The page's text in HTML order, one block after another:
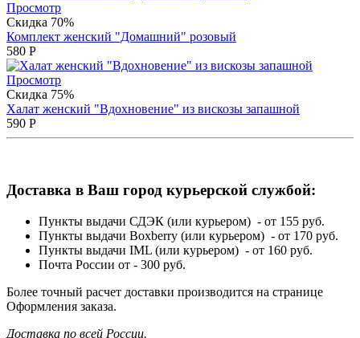
Просмотр
Скидка 70%
Комплект женский "Домашний" розовый
580 Р
Просмотр
Скидка 75%
Халат женский "Вдохновение" из вискозы запашной
590 Р
Доставка в Ваш город курьерской службой:
Пункты выдачи СДЭК (или курьером) - от 155 руб.
Пункты выдачи Boxberry (или курьером) - от 170 руб.
Пункты выдачи IML (или курьером) - от 160 руб.
Почта России от - 300 руб.
Более точный расчет доставки производится на странице
Оформления заказа.
Доставка по всей России.